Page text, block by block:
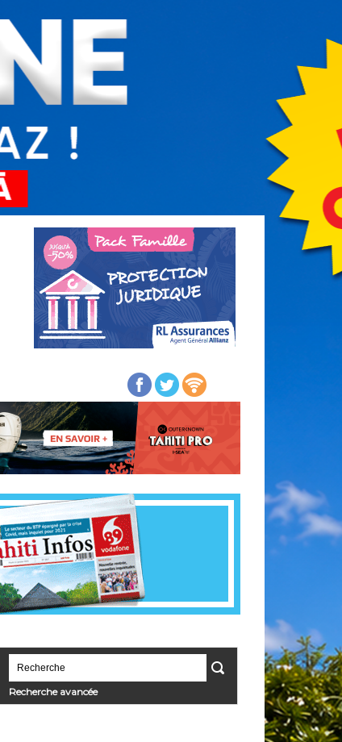
Recherche avancée